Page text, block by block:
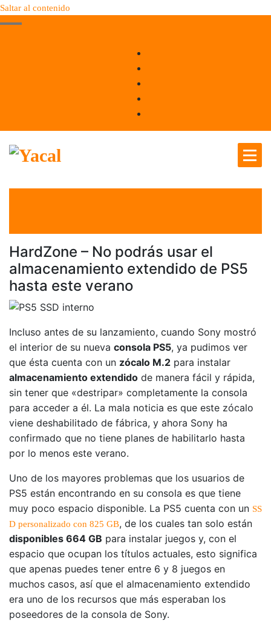
Saltar al contenido
HardZone – No podrás usar el
almacenamiento extendido de PS5
hasta este verano
Incluso antes de su lanzamiento, cuando Sony mostró
el interior de su nueva consola PS5, ya pudimos ver
que ésta cuenta con un zócalo M.2 para instalar
almacenamiento extendido de manera fácil y rápida,
sin tener que «destripar» completamente la consola
para acceder a él. La mala noticia es que este zócalo
viene deshabilitado de fábrica, y ahora Sony ha
confirmado que no tiene planes de habilitarlo hasta
por lo menos este verano.
Uno de los mayores problemas que los usuarios de
PS5 están encontrando en su consola es que tiene
muy poco espacio disponible. La PS5 cuenta con un SS
D personalizado con 825 GB, de los cuales tan solo están
disponibles 664 GB para instalar juegos y, con el
espacio que ocupan los títulos actuales, esto significa
que apenas puedes tener entre 6 y 8 juegos en
muchos casos, así que el almacenamiento extendido
era uno de los recursos que más esperaban los
poseedores de la consola de Sony.